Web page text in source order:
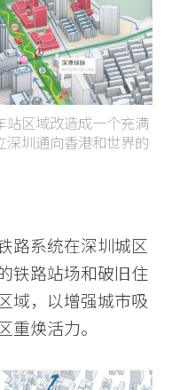
站区域改造成一个充满
深圳通向香港和世界的
路系统在深圳城区
铁路站场和破旧住
域，以增强城市吸
重焕活力。